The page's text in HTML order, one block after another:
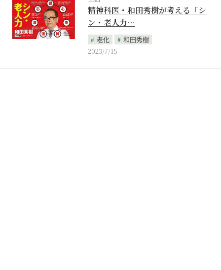
精神科医・和田秀樹が考える「シ
ン・老人力…
老化
和田秀樹
2023/7/15